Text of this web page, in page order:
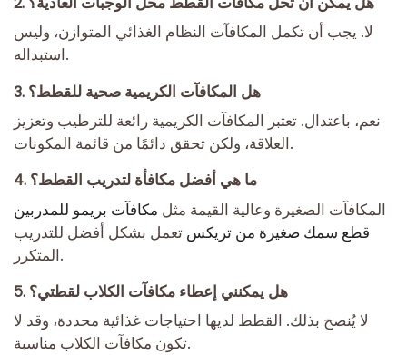
لا. يجب أن تكمل المكافآت النظام الغذائي المتوازن، وليس
استبداله.
3. هل المكافآت الكريمية صحية للقطط؟
نعم، باعتدال. تعتبر المكافآت الكريمية رائعة للترطيب وتعزيز
العلاقة، ولكن تحقق دائمًا من قائمة المكونات.
4. ما هي أفضل مكافأة لتدريب القطط؟
المكافآت الصغيرة وعالية القيمة مثل مكافآت بريمو للمدربين
قطع سمك صغيرة من تريكس تعمل بشكل أفضل للتدريب
المتكرر.
5. هل يمكنني إعطاء مكافآت الكلاب لقطتي؟
لا يُنصح بذلك. القطط لديها احتياجات غذائية محددة، وقد لا
تكون مكافآت الكلاب مناسبة.